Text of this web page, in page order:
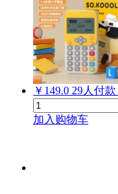
￥149.0 29人付款
加入购物车